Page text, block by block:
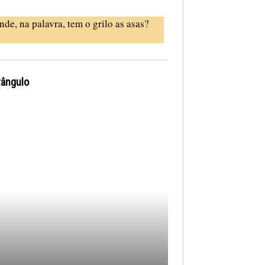
na palavra, tem o grilo as asas?